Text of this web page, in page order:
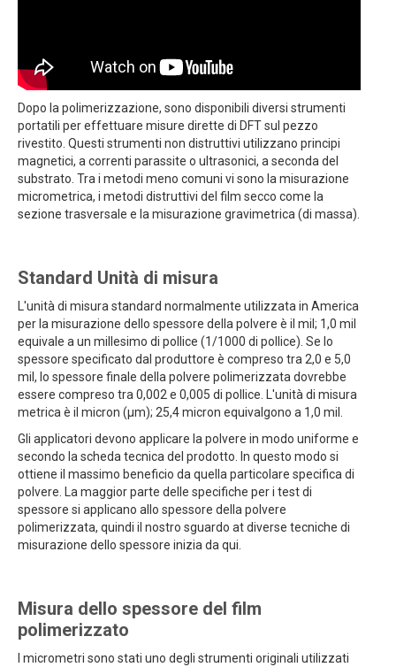
Dopo la polimerizzazione, sono disponibili diversi strumenti
portatili per effettuare misure dirette di DFT sul pezzo
rivestito. Questi strumenti non distruttivi utilizzano principi
magnetici, a correnti parassite o ultrasonici, a seconda del
substrato. Tra i metodi meno comuni vi sono la misurazione
micrometrica, i metodi distruttivi del film secco come la
sezione trasversale e la misurazione gravimetrica (di massa).
Standard Unità di misura
L'unità di misura standard normalmente utilizzata in America
per la misurazione dello spessore della polvere è il mil; 1,0 mil
equivale a un millesimo di pollice (1/1000 di pollice). Se lo
spessore specificato dal produttore è compreso tra 2,0 e 5,0
mil, lo spessore finale della polvere polimerizzata dovrebbe
essere compreso tra 0,002 e 0,005 di pollice. L'unità di misura
metrica è il micron (μm); 25,4 micron equivalgono a 1,0 mil.
Gli applicatori devono applicare la polvere in modo uniforme e
secondo la scheda tecnica del prodotto. In questo modo si
ottiene il massimo beneficio da quella particolare specifica di
polvere. La maggior parte delle specifiche per i test di
spessore si applicano allo spessore della polvere
polimerizzata, quindi il nostro sguardo at diverse tecniche di
misurazione dello spessore inizia da qui.
Misura dello spessore del film
polimerizzato
I micrometri sono stati uno degli strumenti originali utilizzati